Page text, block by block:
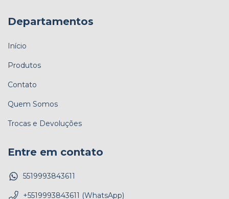
Departamentos
Início
Produtos
Contato
Quem Somos
Trocas e Devoluções
Entre em contato
5519993843611
+5519993843611 (WhatsApp)